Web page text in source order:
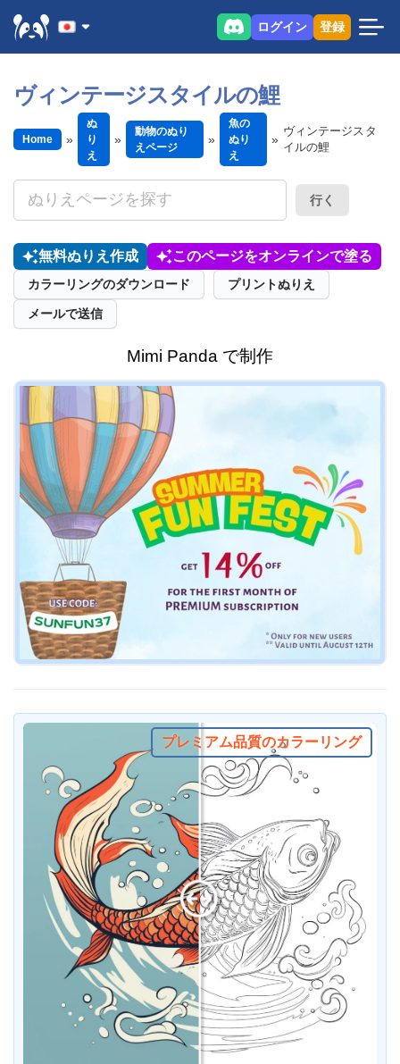
ログイン 登録
ヴィンテージスタイルの鯉
Home
ぬ
り
え
動物のぬり
えページ
魚の
ぬり
え
ヴィンテージスタ
イルの鯉
行く
無料ぬりえ作成 このページをオンラインで塗る
カラーリングのダウンロード プリントぬりえ
メールで送信
Mimi Panda で制作
プレミアム品質のカラーリング